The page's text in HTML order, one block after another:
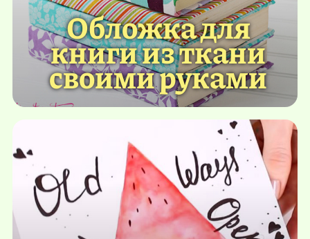
Обложка для
книги из ткани
своими руками